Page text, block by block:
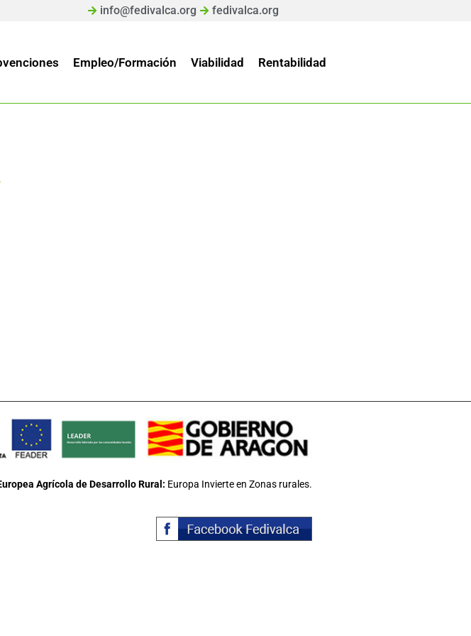
info@fedivalca.org fedivalca.org
Empleo/Formación Viabilidad Rentabilidad
Agrícola de Desarrollo Rural: Europa Invierte en Zonas rurales.